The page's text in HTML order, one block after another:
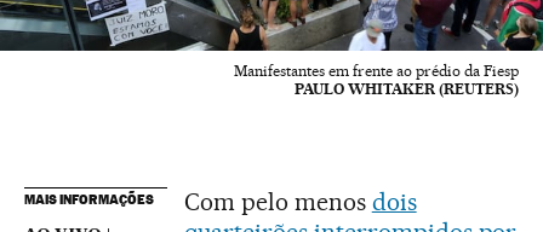
Manifestantes em frente ao prédio da Fiesp
PAULO WHITAKER (REUTERS)
MAIS INFORMAÇÕES Com pelo menos dois